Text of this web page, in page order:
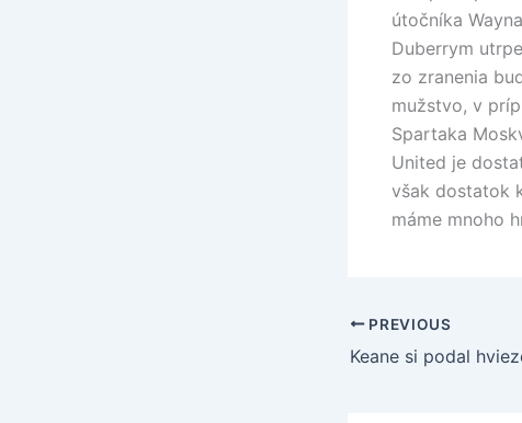
útočníka
Duberrym
zo zranenia
mužstvo, v
Spartaka
United je
však dostatok
máme mnoho
PREVIOUS